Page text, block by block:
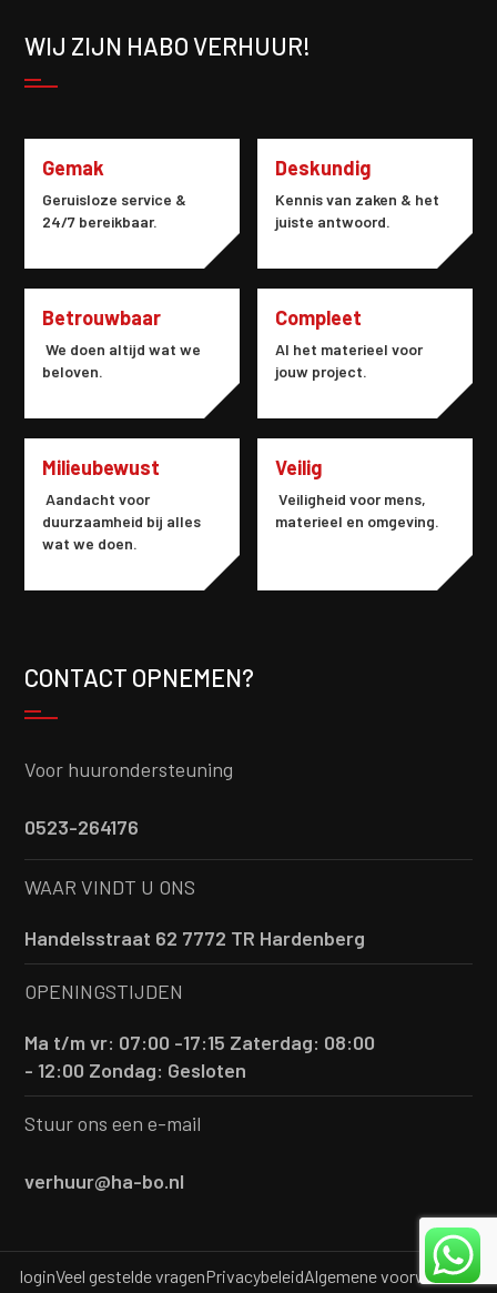
WIJ ZIJN HABO VERHUUR!
Gemak
Geruisloze service &
24/7 bereikbaar.
Deskundig
Kennis van zaken & het
juiste antwoord.
Betrouwbaar
We doen altijd wat we
beloven.
Compleet
Al het materieel voor
jouw project.
Milieubewust
Aandacht voor
duurzaamheid bij alles
wat we doen.
Veilig
Veiligheid voor mens,
materieel en omgeving.
CONTACT OPNEMEN?
Voor huurondersteuning
0523-264176
WAAR VINDT U ONS
Handelsstraat 62 7772 TR Hardenberg
OPENINGSTIJDEN
Ma t/m vr: 07:00 -17:15 Zaterdag: 08:00
- 12:00 Zondag: Gesloten
Stuur ons een e-mail
verhuur@ha-bo.nl
loginVeel gestelde vragenPrivacybeleidAlgemene voorwaarden